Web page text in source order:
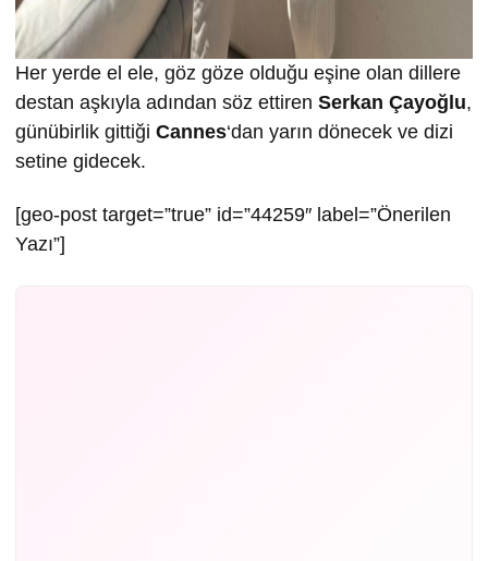
Her yerde el ele, göz göze olduğu eşine olan dillere
destan aşkıyla adından söz ettiren Serkan Çayoğlu,
günübirlik gittiği Cannes‘dan yarın dönecek ve dizi
setine gidecek.
[geo-post target=”true” id=”44259″ label=”Önerilen
Yazı”]